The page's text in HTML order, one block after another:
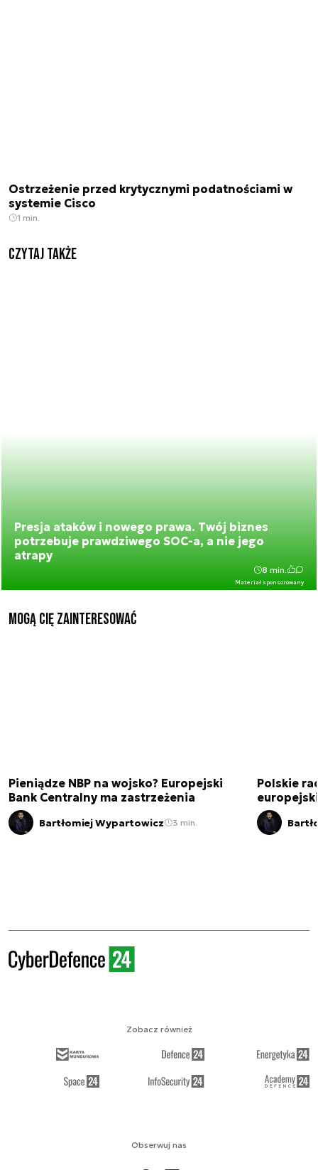
Ostrzeżenie przed krytycznymi podatnościami w
systemie Cisco
1 min.
Czytaj także
Presja ataków i nowego prawa. Twój biznes
potrzebuje prawdziwego SOC-a, a nie jego
atrapy
Materiał sponsorowany
8 min.
Mogą Cię zainteresować
Pieniądze NBP na wojsko? Europejski
Bank Centralny ma zastrzeżenia
Bartłomiej Wypartowicz 3 min.
Polskie
Obserwuj nas
Zobacz również